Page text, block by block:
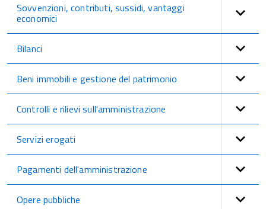
Sovvenzioni, contributi, sussidi, vantaggi
economici
Bilanci
Beni immobili e gestione del patrimonio
Controlli e rilievi sull'amministrazione
Servizi erogati
Pagamenti dell'amministrazione
Opere pubbliche